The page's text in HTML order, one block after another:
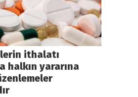
ithalatı
halkın yararına